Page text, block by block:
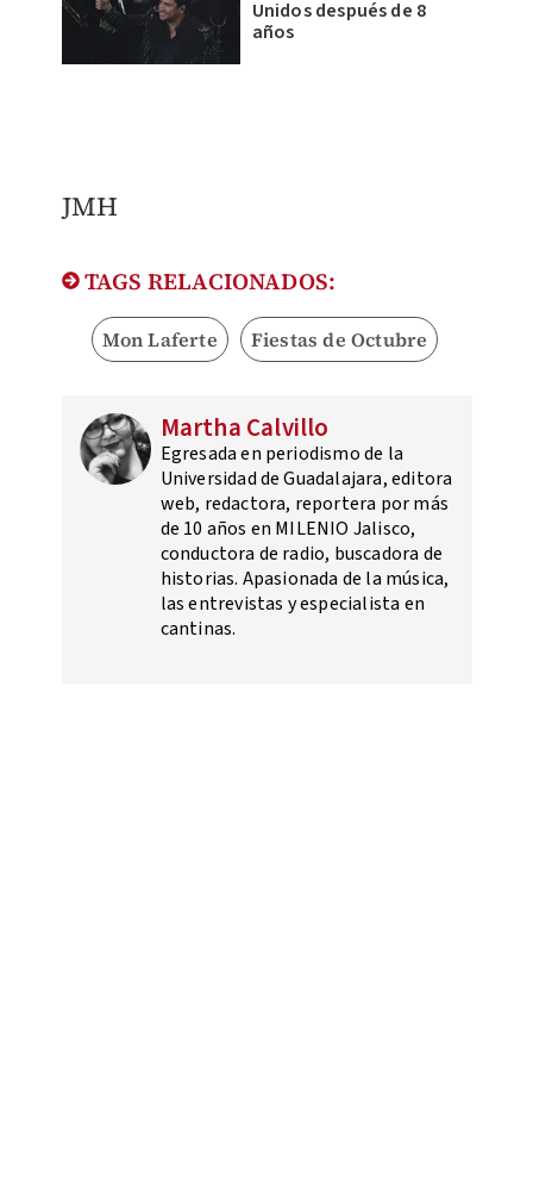
Unidos después de 8
años
JMH
TAGS RELACIONADOS:
Mon Laferte Fiestas de Octubre
Martha Calvillo
Egresada en periodismo de la
Universidad de Guadalajara, editora
web, redactora, reportera por más
de 10 años en MILENIO Jalisco,
conductora de radio, buscadora de
historias. Apasionada de la música,
las entrevistas y especialista en
cantinas.